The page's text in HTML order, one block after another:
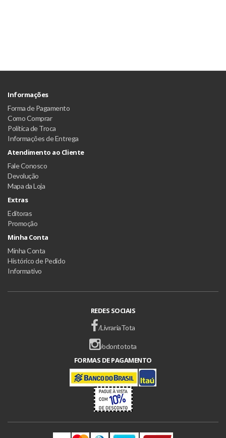
Informações
Forma de Pagamento
Como Comprar
Política de Troca
Informações de Entrega
Atendimento ao Cliente
Fale Conosco
Devolução
Mapa da Loja
Extras
Editoras
Promoção
Minha Conta
Minha Conta
Histórico de Pedido
Informativo
REDES SOCIAIS
/LivrariaTota
/odontotota
FORMAS DE PAGAMENTO